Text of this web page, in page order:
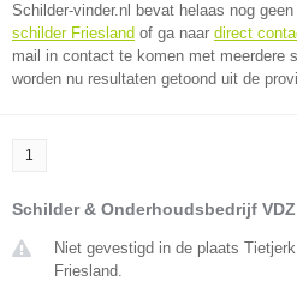
Schilder-vinder.nl bevat helaas nog geen
schilder Friesland of ga naar direct
mail in contact te komen met meerdere
worden nu resultaten getoond uit de
1
Schilder & Onderhoudsbedrijf VDZ
Niet gevestigd in de plaats
Friesland.